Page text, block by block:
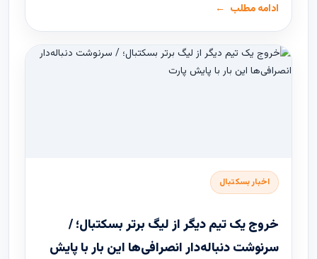
ادامه مطلب
اخبار بسکتبال
خروج یک تیم دیگر از لیگ برتر بسکتبال؛ /
سرنوشت دنباله‌دار انصرافی‌ها این بار با پایش